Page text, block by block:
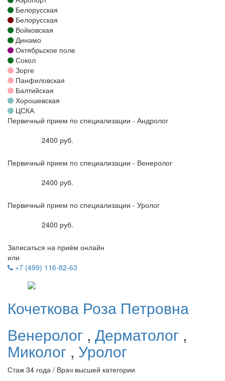
Белорусская
Белорусская
Войковская
Динамо
Октябрьское поле
Сокол
Зорге
Панфиловская
Балтийская
Хорошевская
ЦСКА
Первичный прием по специализации - Андролог
2400 руб.
Первичный прием по специализации - Венеролог
2400 руб.
Первичный прием по специализации - Уролог
2400 руб.
Записаться на приём онлайн
или
+7 (499) 116-82-63
Кочеткова Роза Петровна
Венеролог , Дерматолог ,
Миколог , Уролог
Стаж 34 года / Врач высшей категории